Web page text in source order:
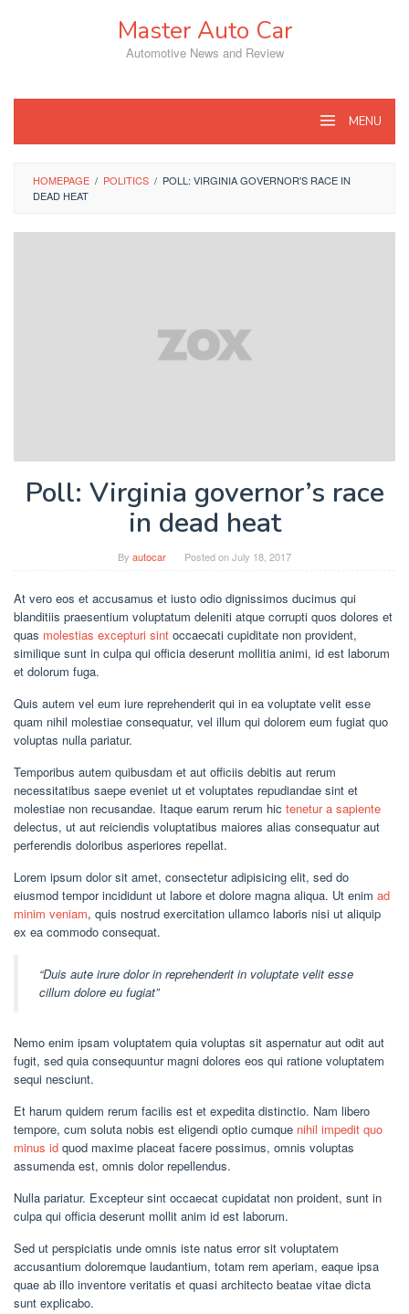
Master Auto Car
Automotive News and Review
MENU
HOMEPAGE / POLITICS / POLL: VIRGINIA GOVERNOR'S RACE IN
DEAD HEAT
Poll: Virginia governor’s race
in dead heat
By autocar Posted onJuly 18, 2017
At vero eos et accusamus et iusto odio dignissimos ducimus qui
blanditiis praesentium voluptatum deleniti atque corrupti quos dolores et
quas molestias excepturi sint occaecati cupiditate non provident,
similique sunt in culpa qui officia deserunt mollitia animi, id est laborum
et dolorum fuga.
Quis autem vel eum iure reprehenderit qui in ea voluptate velit esse
quam nihil molestiae consequatur, vel illum qui dolorem eum fugiat quo
voluptas nulla pariatur.
Temporibus autem quibusdam et aut officiis debitis aut rerum
necessitatibus saepe eveniet ut et voluptates repudiandae sint et
molestiae non recusandae. Itaque earum rerum hic tenetur a sapiente
delectus, ut aut reiciendis voluptatibus maiores alias consequatur aut
perferendis doloribus asperiores repellat.
Lorem ipsum dolor sit amet, consectetur adipisicing elit, sed do
eiusmod tempor incididunt ut labore et dolore magna aliqua. Ut enim ad
minim veniam, quis nostrud exercitation ullamco laboris nisi ut aliquip
ex ea commodo consequat.
“Duis aute irure dolor in reprehenderit in voluptate velit esse
cillum dolore eu fugiat”
Nemo enim ipsam voluptatem quia voluptas sit aspernatur aut odit aut
fugit, sed quia consequuntur magni dolores eos qui ratione voluptatem
sequi nesciunt.
Et harum quidem rerum facilis est et expedita distinctio. Nam libero
tempore, cum soluta nobis est eligendi optio cumque nihil impedit quo
minus id quod maxime placeat facere possimus, omnis voluptas
assumenda est, omnis dolor repellendus.
Nulla pariatur. Excepteur sint occaecat cupidatat non proident, sunt in
culpa qui officia deserunt mollit anim id est laborum.
Sed ut perspiciatis unde omnis iste natus error sit voluptatem
accusantium doloremque laudantium, totam rem aperiam, eaque ipsa
quae ab illo inventore veritatis et quasi architecto beatae vitae dicta
sunt explicabo.